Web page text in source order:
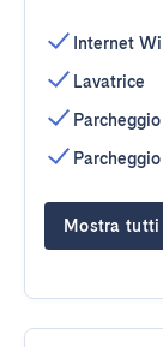
Internet
Lavatrice
Mostra